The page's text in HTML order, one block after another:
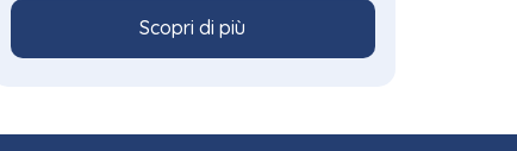
Scopri di più